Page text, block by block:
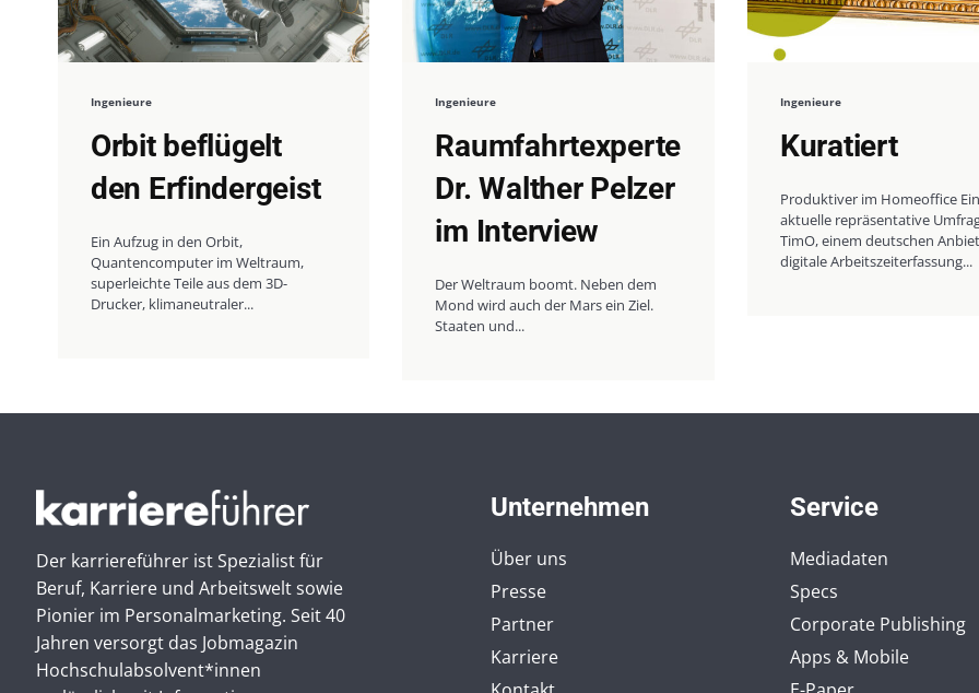
Ingenieure
Orbit beflügelt
den Erfindergeist
Ein Aufzug in den Orbit,
Quantencomputer im Weltraum,
superleichte Teile aus dem 3D-
Drucker, klimaneutraler...
Ingenieure
Raumfahrtexperte
Dr. Walther Pelzer
im Interview
Der Weltraum boomt. Neben dem
Mond wird auch der Mars ein Ziel.
Staaten und...
Ingenieure
Kuratiert
Produktiver im Homeoffice
aktuelle repräsentative
TimO, einem deutschen
digitale Arbeitszeiterfassung...
Der karriereführer ist Spezialist für
Beruf, Karriere und Arbeitswelt sowie
Pionier im Personal­marketing. Seit 40
Jahren versorgt das Jobmagazin
Hochschul­absolvent*innen
Unternehmen
Über uns
Presse
Partner
Karriere
Service
Mediadaten
Specs
Corporate Publishing
Apps & Mobile